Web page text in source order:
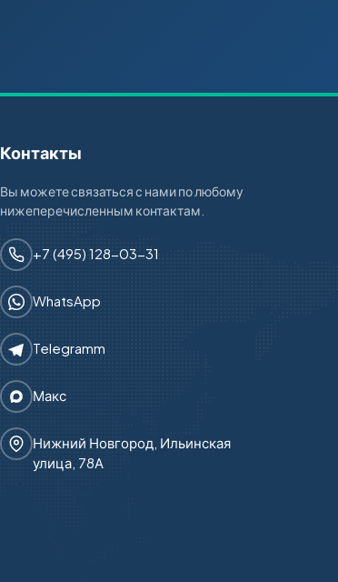
Контакты
Вы можете связаться с нами по любому
нижеперечисленным контактам.
+7 (495) 128-03-31
WhatsApp
Telegramm
Макс
Нижний Новгород, Ильинская
улица, 78А